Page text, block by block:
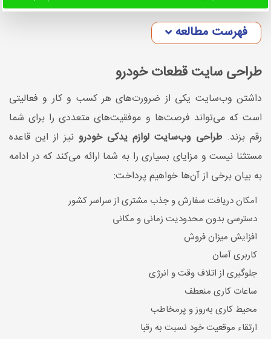
فهرست مطالعه
طراحی سایت قطعات خودرو
داشتن وب‌سایت یکی از ضرورت‌های هر کسب و کار و فعالیتی
است که می‌تواند فرصت‌ها و موفقیت‌های متعددی را برای شما
رقم بزند.طراحی وب‌سایت لوازم یدکی خودرو نیز از این قاعده
مستثنا نیست و مزایای بسیاری را به شما ارائه می‌کند که در ادامه
به بیان برخی از آن‌ها خواهیم پرداخت:
امکان دریافت سفارش و جذب مشتری از سراسر کشور
دسترسی بدون محدودیت زمانی و مکانی
افزایش میزان فروش
کاربری آسان
جلوگیری از اتلاف وقت و انرژی
ساعات کاری منعطف
محیط کاری به‌روز و پرمخاطب
ارتقاء موقعیت خود نسبت به رقبا